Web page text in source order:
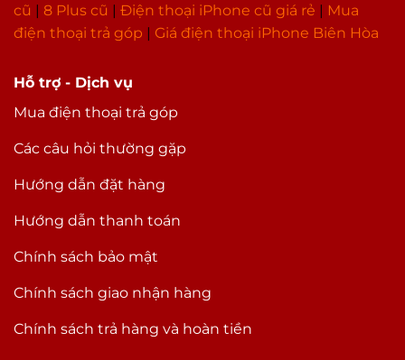
Hỗ trợ - Dịch vụ
Mua điện thoại trả góp
Các câu hỏi thường gặp
Hướng dẫn đặt hàng
Hướng dẫn thanh toán
Chính sách bảo mật
Chính sách giao nhận hàng
Chính sách trả hàng và hoàn tiền
cũ | 8 Plus cũ | Điện thoại iPhone cũ giá rẻ | Mua
điện thoại trả góp | Giá điện thoại iPhone Biên Hòa